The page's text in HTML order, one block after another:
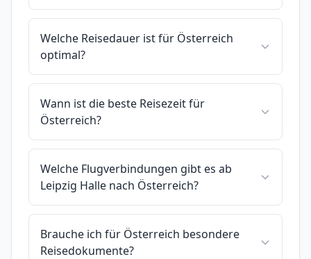
Welche Reisedauer ist für Österreich
optimal?
Wann ist die beste Reisezeit für
Österreich?
Welche Flugverbindungen gibt es ab
Leipzig Halle nach Österreich?
Brauche ich für Österreich besondere
Reisedokumente?